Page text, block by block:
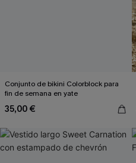
Conjunto de bikini Colorblock para
fin de semana en yate
35,00 €